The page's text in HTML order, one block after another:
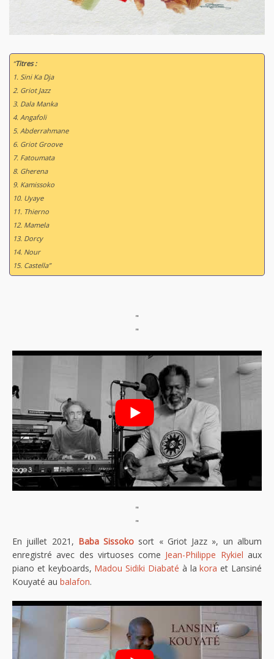
“Titres :
1. Sini Ka Dja
2. Griot Jazz
3. Dala Manka
4. Angafoli
5. Abderrahmane
6. Griot Groove
7. Fatoumata
8. Gherena
9. Kamissoko
10. Uyaye
11. Thierno
12. Mamela
13. Dorcy
14. Nour
15. Castella”
"
"
"
"
En juillet 2021, Baba Sissoko sort « Griot Jazz », un album
enregistré avec des virtuoses come Jean-Philippe Rykiel aux
piano et keyboards, Madou Sidiki Diabaté à lakora et Lansiné
Kouyaté au balafon.